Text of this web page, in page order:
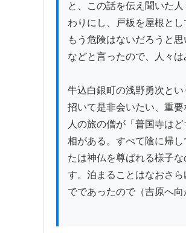
と、この話を伝え聞いた
わりにし、戸板を屋根と
もう危険はないだろうと
などと言ったので、人々
牛込白銀町の浅野勇次と
招いて是非会いたい、重
人の旅の僧が「普国寺は
相がある。すべて陰に帰
たは神仏を尊ばれる様子
す。泊まることはなおさ
でであったので（吉原へ向